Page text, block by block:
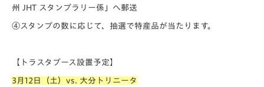
州 JHT スタンプラリー係」へ郵送
④スタンプの数に応じて、抽選で特産品が当たります。
【トラスタブース設置予定】
3月12日（土）vs. 大分トリニータ